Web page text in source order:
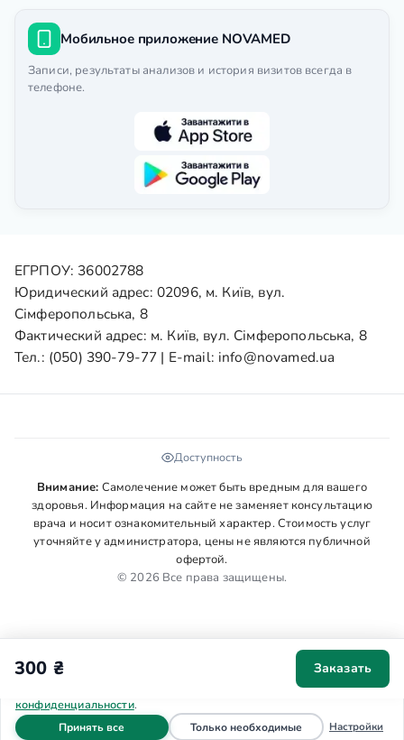
300 ₴ Заказать
Мобильное приложение NOVAMED
Записи, результаты анализов и история визитов всегда в
телефоне.
ЕГРПОУ: 36002788
Юридический адрес: 02096, м. Київ, вул.
Сімферопольська, 8
Фактический адрес: м. Київ, вул. Сімферопольська, 8
Тел.: (050) 390-79-77 | E-mail: info@novamed.ua
Доступность
Внимание: Самолечение может быть вредным для вашего
здоровья. Информация на сайте не заменяет консультацию
врача и носит ознакомительный характер. Стоимость услуг
уточняйте у администратора, цены не являются публичной
офертой.
© 2026 Все права защищены.
Мы используем cookies для аналитики и персонализации. Ваше
согласие поможет сделать сайт удобнее. Подробнее вПолитике
конфиденциальности.
Принять всефайлы cookieТолько необходимыефайлы cookie
Настройки